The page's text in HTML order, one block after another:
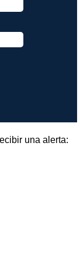
una alerta: